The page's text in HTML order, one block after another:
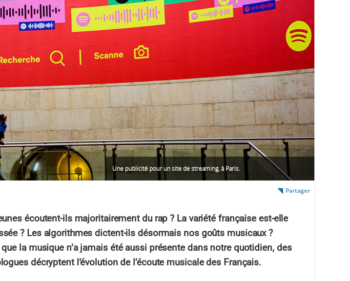
Une publicité pour un site de streaming, à Paris.
Partager
écoutent-ils majoritairement du rap ? La variété française est-elle
? Les algorithmes dictent-ils désormais nos goûts musicaux ?
la musique n’a jamais été aussi présente dans notre quotidien, des
décryptent l’évolution de l’écoute musicale des Français.